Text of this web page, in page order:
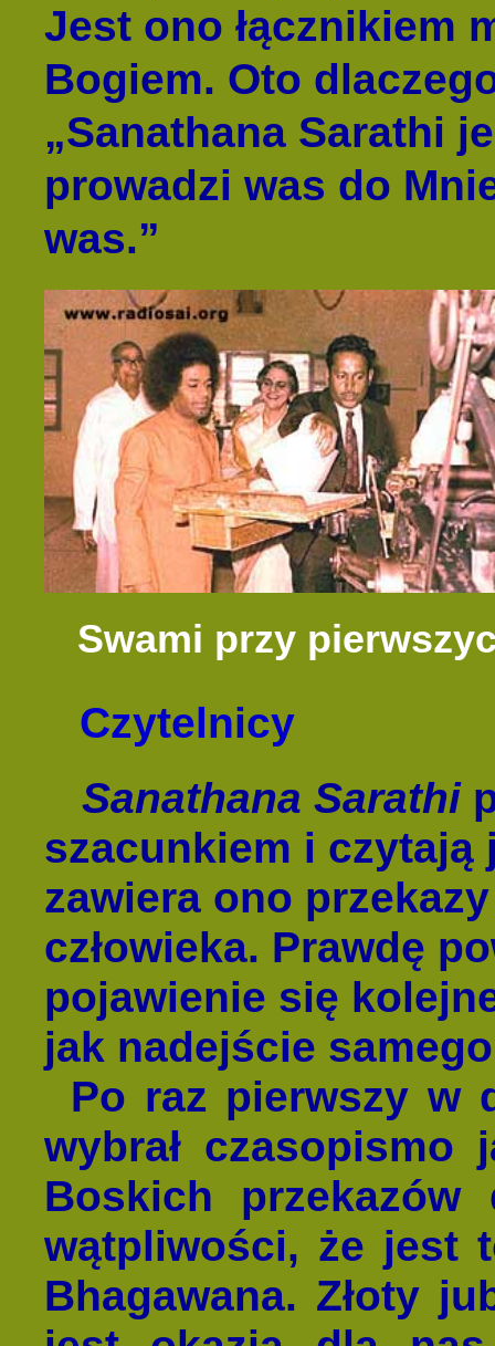
Jest ono łącznikiem
Bogiem. Oto
„Sanathana Sarathi
prowadzi was do
was.”
Swami przy
Czytelnicy
Sanathana Sarathi
szacunkiem i czytają
zawiera ono
człowieka. Prawdę
pojawienie się
jak nadejście
Po raz pierwszy w
wybrał czasopismo
Boskich
wątpliwości, że jest
Bhagawana. Złoty